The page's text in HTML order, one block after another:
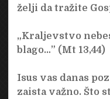
želji da tražite
„Kraljevstvo
blago…” (Mt 13,44)
Isus vas danas
zaista važno. Što